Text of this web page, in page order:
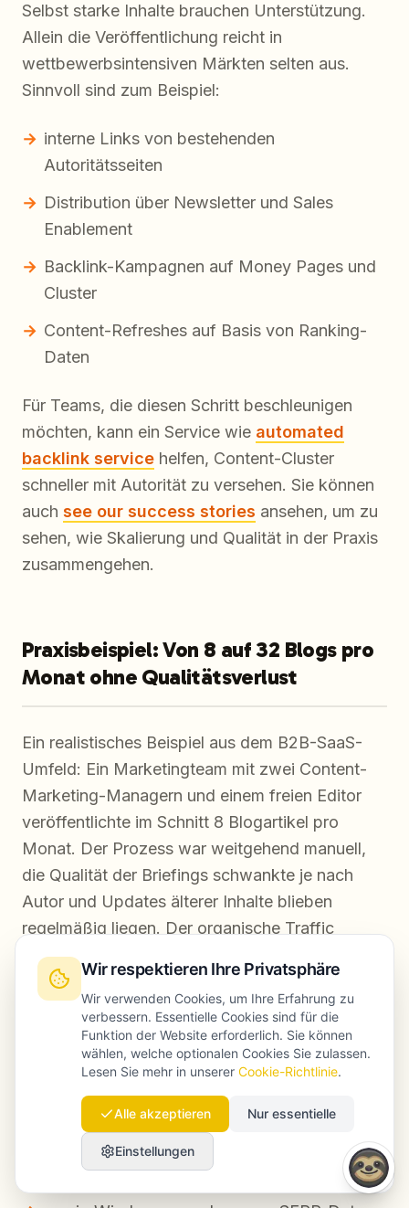
Selbst starke Inhalte brauchen Unterstützung.
Allein die Veröffentlichung reicht in
wettbewerbsintensiven Märkten selten aus.
Sinnvoll sind zum Beispiel:
interne Links von bestehenden
Autoritätsseiten
Distribution über Newsletter und Sales
Enablement
Backlink-Kampagnen auf Money Pages und
Cluster
Content-Refreshes auf Basis von Ranking-
Daten
Für Teams, die diesen Schritt beschleunigen
möchten, kann ein Service wie automated
backlink service helfen, Content-Cluster
schneller mit Autorität zu versehen. Sie können
auch see our success stories ansehen, um zu
sehen, wie Skalierung und Qualität in der Praxis
zusammengehen.
Praxisbeispiel: Von 8 auf 32 Blogs pro
Monat ohne Qualitätsverlust
Ein realistisches Beispiel aus dem B2B-SaaS-
Umfeld: Ein Marketingteam mit zwei Content-
Marketing-Managern und einem freien Editor
veröffentlichte im Schnitt 8 Blogartikel pro
Monat. Der Prozess war weitgehend manuell,
die Qualität der Briefings schwankte je nach
Autor und Updates älterer Inhalte blieben
regelmäßig liegen. Der organische Traffic
wuchs, aber nur langsam.
Die Ausgangslage
8 Blogartikel pro Monat
durchschnittliche Produktionszeit: 6 bis 8
Stunden pro Artikel
geringe inhaltliche Konsistenz
Wir respektieren Ihre Privatsphäre
Wir verwenden Cookies, um Ihre Erfahrung zu
verbessern. Essentielle Cookies sind für die
Funktion der Website erforderlich. Sie können
wählen, welche optionalen Cookies Sie zulassen.
Lesen Sie mehr in unserer Cookie-Richtlinie.
Alle akzeptieren Nur essentielle
Einstellungen